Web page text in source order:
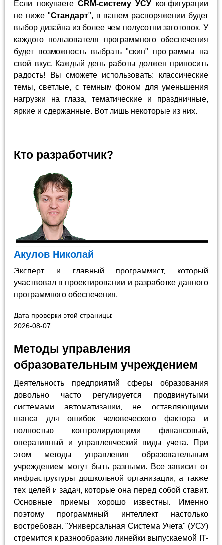
Если покупаете CRM-систему УСУ конфигурации
не ниже "Стандарт", в вашем распоряжении будет
выбор дизайна из более чем полусотни заготовок. У
каждого пользователя программного обеспечения
будет возможность выбрать "скин" программы на
свой вкус. Каждый день работы должен приносить
радость! Вы сможете использовать: классические
темы, светлые, с темным фоном для уменьшения
нагрузки на глаза, тематические и праздничные,
яркие и сдержанные. Вот лишь некоторые из них.
Кто разработчик?
Акулов Николай
Эксперт и главный программист, который
участвовал в проектировании и разработке данного
программного обеспечения.
Дата проверки этой страницы:
2026-08-07
Методы управления
образовательным учреждением
Деятельность предприятий сферы образования
довольно часто регулируется продвинутыми
системами автоматизации, не оставляющими
шанса для ошибок человеческого фактора и
полностью контролирующими финансовый,
оперативный и управленческий виды учета. При
этом методы управления образовательным
учреждением могут быть разными. Все зависит от
инфраструктуры дошкольной организации, а также
тех целей и задач, которые она перед собой ставит.
Основные приемы хорошо известны. Именно
поэтому программный интеллект настолько
востребован. "Универсальная Система Учета" (УСУ)
стремится к разнообразию линейки выпускаемой IT-